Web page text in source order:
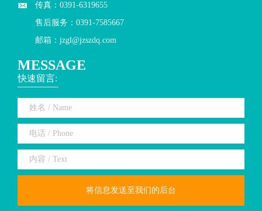
传真：0391-6319655
售后服务：0391-7585667
邮箱：jzgl@jzszdq.com
MESSAGE
快速留言: